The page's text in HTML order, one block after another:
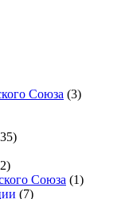
Союза (3)
Союза (1)
(7)